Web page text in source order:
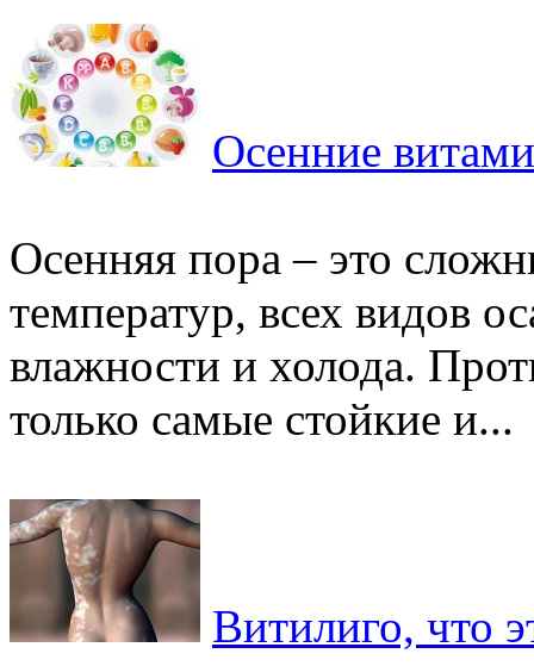
Осенние
Осенняя пора – это
температур, всех видов
влажности и холода.
только самые стойкие и...
Витилиго, что